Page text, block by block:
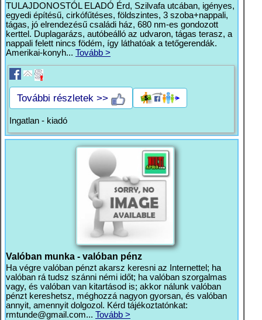
TULAJDONOSTÓL ELADÓ Érd, Szilvafa utcában, igényes,
egyedi építésű, cirkófűtéses, földszintes, 3 szoba+nappali,
tágas, jó elrendezésű családi ház, 680 nm-es gondozott
kerttel. Duplagarázs, autóbeálló az udvaron, tágas terasz, a
nappali felett nincs födém, így láthatóak a tetőgerendák.
Amerikai-konyh... Tovább >
További részletek >>
Ingatlan - kiadó
Valóban munka - valóban pénz
Ha végre valóban pénzt akarsz keresni az Internettel; ha
valóban rá tudsz szánni némi időt; ha valóban szorgalmas
vagy, és valóban van kitartásod is; akkor nálunk valóban
pénzt kereshetsz, méghozzá nagyon gyorsan, és valóban
annyit, amennyit dolgozol. Kérd tájékoztatónkat:
rmtunde@gmail.com... Tovább >